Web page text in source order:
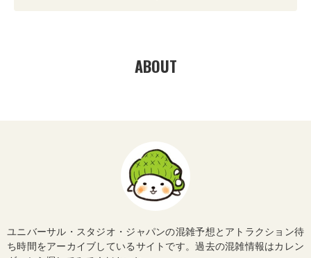
ABOUT
ユニバーサル・スタジオ・ジャパンの混雑予想とアトラクション待
ち時間をアーカイブしているサイトです。過去の混雑情報はカレン